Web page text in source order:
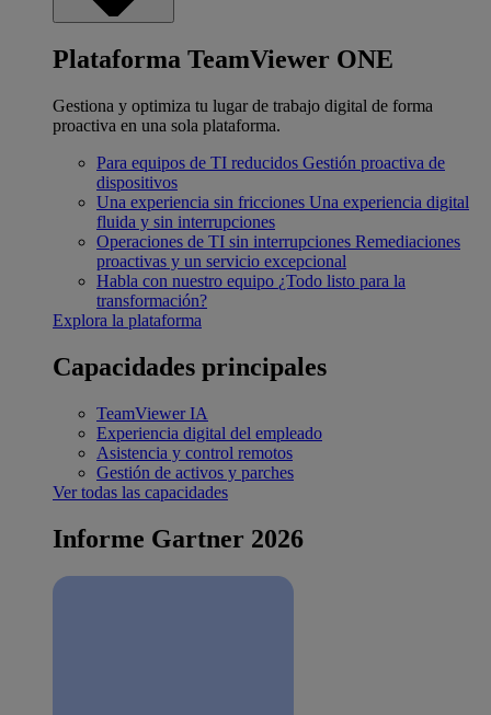
Plataforma TeamViewer ONE
Gestiona y optimiza tu lugar de trabajo digital de forma
proactiva en una sola plataforma.
Para equipos de TI reducidos Gestión proactiva de
dispositivos
Una experiencia sin fricciones Una experiencia digital
fluida y sin interrupciones
Operaciones de TI sin interrupciones Remediaciones
proactivas y un servicio excepcional
Habla con nuestro equipo ¿Todo listo para la
transformación?
Explora la plataforma
Capacidades principales
TeamViewer IA
Experiencia digital del empleado
Asistencia y control remotos
Gestión de activos y parches
Ver todas las capacidades
Informe Gartner 2026